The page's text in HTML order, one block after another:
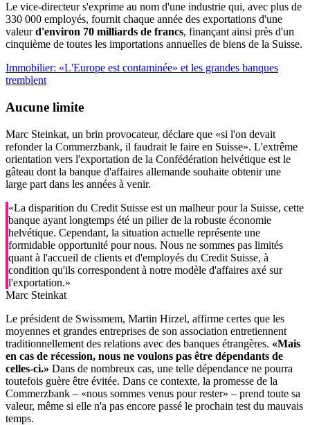
Le vice-directeur s'exprime au nom d'une industrie qui, avec plus de
330 000 employés, fournit chaque année des exportations d'une
valeurd'environ 70 milliards de francs, finançant ainsi près d'un
cinquième de toutes les importations annuelles de biens de la Suisse.
Immobilier: «L'Europe est contaminée» et les grandes banques
tremblent
Aucune limite
Marc Steinkat, un brin provocateur, déclare que «si l'on devait
refonder la Commerzbank, il faudrait le faire en Suisse». L'extrême
orientation vers l'exportation de la Confédération helvétique est le
gâteau dont la banque d'affaires allemande souhaite obtenir une
large part dans les années à venir.
«La disparition du Credit Suisse est un malheur pour la Suisse, cette
banque ayant longtemps été un pilier de la robuste économie
helvétique. Cependant, la situation actuelle représente une
formidable opportunité pour nous. Nous ne sommes pas limités
quant à l'accueil de clients et d'employés du Credit Suisse, à
condition qu'ils correspondent à notre modèle d'affaires axé sur
l'exportation.»
Marc Steinkat
Le président de Swissmem, Martin Hirzel, affirme certes que les
moyennes et grandes entreprises de son association entretiennent
traditionnellement des relations avec des banques étrangères. «Mais
en cas de récession, nous ne voulons pas être dépendants de
celles-ci.» Dans de nombreux cas, une telle dépendance ne pourra
toutefois guère être évitée. Dans ce contexte, la promesse de la
Commerzbank – «nous sommes venus pour rester» – prend toute sa
valeur, même si elle n'a pas encore passé le prochain test du mauvais
temps.